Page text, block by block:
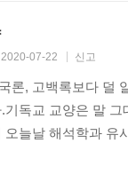
예속되지 않은 사
방법 134
가혹 행위를 돌리는
성경이 돌리는
그른 것은 없다고
2020-07-22 신고
론, 고백록보다 덜
독교 교양은 말
오늘날 해석학과